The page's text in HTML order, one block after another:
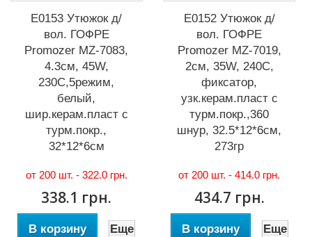
Е0153 Утюжок д/
вол. ГОФРЕ
Promozer MZ-7083,
4.3см, 45W,
230С,5режим,
белый,
шир.керам.пласт с
турм.покр.,
32*12*6см
от 200 шт. - 322.0 грн.
338.1 грн.
В корзину Еще
Е0152 Утюжок д/
вол. ГОФРЕ
Promozer MZ-7019,
2см, 35W, 240С,
фиксатор,
узк.керам.пласт с
турм.покр.,360
шнур, 32.5*12*6см,
273гр
от 200 шт. -414.0 грн.
434.7 грн.
В корзину Еще